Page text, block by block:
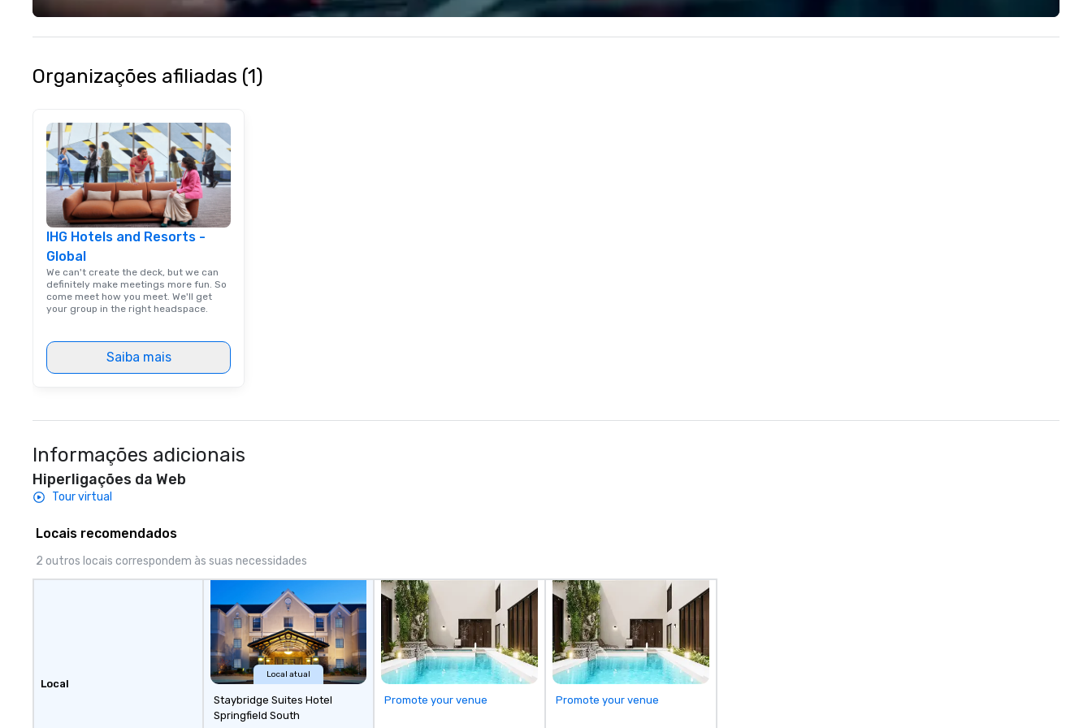
experience seamless from start
to finish. We are also a certified
location for upcoming events and
specials.
Christie's Photographic Solutions
is committed to delivering high-
Organizações afiliadas (1)
IHG Hotels and Resorts -
Global
We can't create the deck, but we can
definitely make meetings more fun. So
come meet how you meet. We'll get
your group in the right headspace.
Saiba mais
Informações adicionais
Hiperligações da Web
Tour virtual
Locais recomendados
2 outros locais correspondem às suas necessidades
Local
Local atual
Staybridge Suites Hotel
Springfield South
Promote your venue Promote your venue